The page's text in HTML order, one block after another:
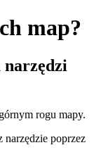
map?
rogu mapy.
narzędzie poprzez